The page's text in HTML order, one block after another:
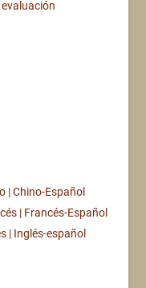
| Chino-Español
| Francés-Español
| Inglés-español